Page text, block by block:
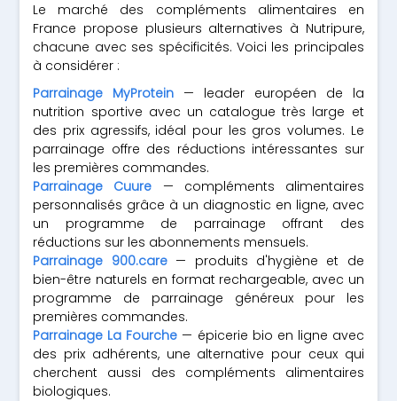
Le marché des compléments alimentaires en
France propose plusieurs alternatives à Nutripure,
chacune avec ses spécificités. Voici les principales
à considérer :
Parrainage MyProtein — leader européen de la
nutrition sportive avec un catalogue très large et
des prix agressifs, idéal pour les gros volumes. Le
parrainage offre des réductions intéressantes sur
les premières commandes.
Parrainage Cuure — compléments alimentaires
personnalisés grâce à un diagnostic en ligne, avec
un programme de parrainage offrant des
réductions sur les abonnements mensuels.
Parrainage 900.care— produits d'hygiène et de
bien-être naturels en format rechargeable, avec un
programme de parrainage généreux pour les
premières commandes.
Parrainage La Fourche — épicerie bio en ligne avec
des prix adhérents, une alternative pour ceux qui
cherchent aussi des compléments alimentaires
biologiques.